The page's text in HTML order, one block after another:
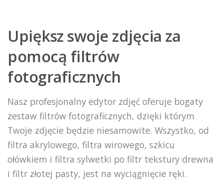
Upiększ swoje zdjęcia za
pomocą filtrów
fotograficznych
Nasz profesjonalny edytor zdjęć oferuje bogaty
zestaw filtrów fotograficznych, dzięki którym
Twoje zdjęcie będzie niesamowite. Wszystko, od
filtra akrylowego, filtra wirowego, szkicu
ołówkiem i filtra sylwetki po filtr tekstury drewna
i filtr złotej pasty, jest na wyciągnięcie ręki.